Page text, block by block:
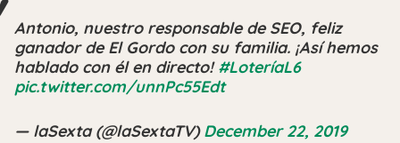
Antonio, nuestro responsable de SEO, feliz
ganador de El Gordo con su familia. ¡Así hemos
hablado con él en directo!#LoteríaL6
pic.twitter.com/unnPc55Edt
— laSexta (@laSextaTV)December 22, 2019